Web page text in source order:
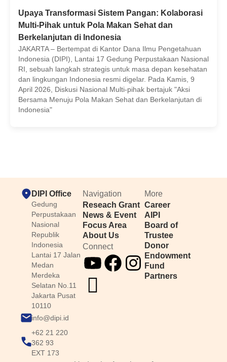
Upaya Transformasi Sistem Pangan: Kolaborasi
Multi-Pihak untuk Pola Makan Sehat dan
Berkelanjutan di Indonesia
JAKARTA – Bertempat di Kantor Dana Ilmu Pengetahuan
Indonesia (DIPI), Lantai 17 Gedung Perpustakaan Nasional
RI, sebuah langkah strategis untuk masa depan kesehatan
dan lingkungan Indonesia resmi digelar. Pada Kamis, 9
April 2026, Diskusi Nasional Multi-pihak bertajuk "Aksi
Bersama Menuju Pola Makan Sehat dan Berkelanjutan di
Indonesia"
DIPI Office
Gedung
Perpustakaan
Nasional
Republik
Indonesia
Lantai 17 Jalan
Medan
Merdeka
Selatan No.11
Jakarta Pusat
10110
info@dipi.id
+62 21 220
362 93
EXT 173
Navigation
Reseach Grant
News & Event
Focus Area
About Us
Connect
More
Career
AIPI
Board of
Trustee
Donor
Endowment
Fund
Partners